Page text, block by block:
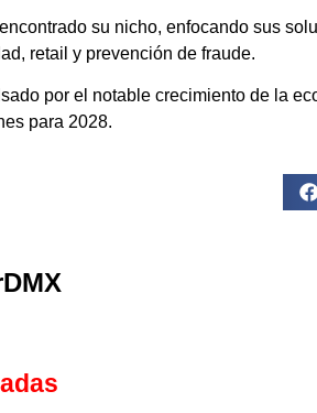
su nicho, enfocando sus
retail y prevención de fraude.
por el notable crecimiento de la
para 2028.